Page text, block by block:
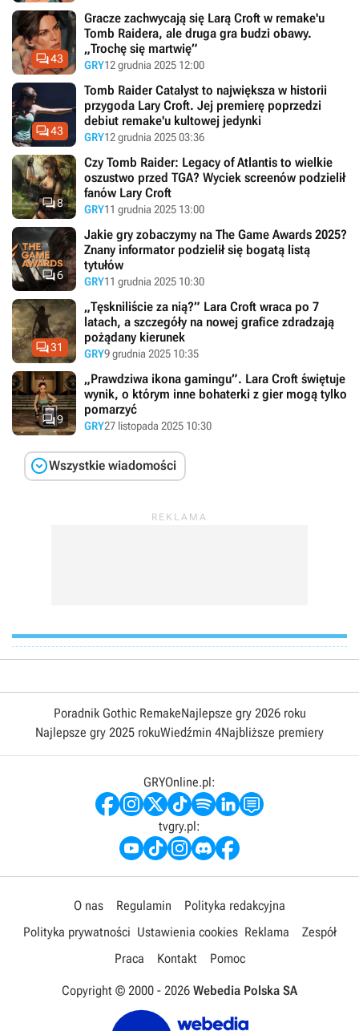
43
Gracze zachwycają się Larą Croft w remake'u
Tomb Raidera, ale druga gra budzi obawy.
„Trochę się martwię”
GRY12 grudnia 2025 12:00
43
Tomb Raider Catalyst to największa w historii
przygoda Lary Croft. Jej premierę poprzedzi
debiut remake'u kultowej jedynki
GRY12 grudnia 2025 03:36
8
Czy Tomb Raider: Legacy of Atlantis to wielkie
oszustwo przed TGA? Wyciek screenów podzielił
fanów Lary Croft
GRY11 grudnia 2025 13:00
6
Jakie gry zobaczymy na The Game Awards 2025?
Znany informator podzielił się bogatą listą
tytułów
GRY11 grudnia 2025 10:30
31
„Tęskniliście za nią?” Lara Croft wraca po 7
latach, a szczegóły na nowej grafice zdradzają
pożądany kierunek
GRY9 grudnia 2025 10:35
9
„Prawdziwa ikona gamingu”. Lara Croft świętuje
wynik, o którym inne bohaterki z gier mogą tylko
pomarzyć
GRY27 listopada 2025 10:30
Wszystkie wiadomości
Poradnik Gothic RemakeNajlepsze gry 2026 roku
Najlepsze gry 2025 rokuWiedźmin 4Najbliższe premiery
GRYOnline.pl:
tvgry.pl:
O nas Regulamin
Polityka redakcyjna
Polityka prywatności Ustawienia cookies Reklama
Zespół
Praca
Kontakt Pomoc
Copyright © 2000 - 2026 Webedia Polska SA